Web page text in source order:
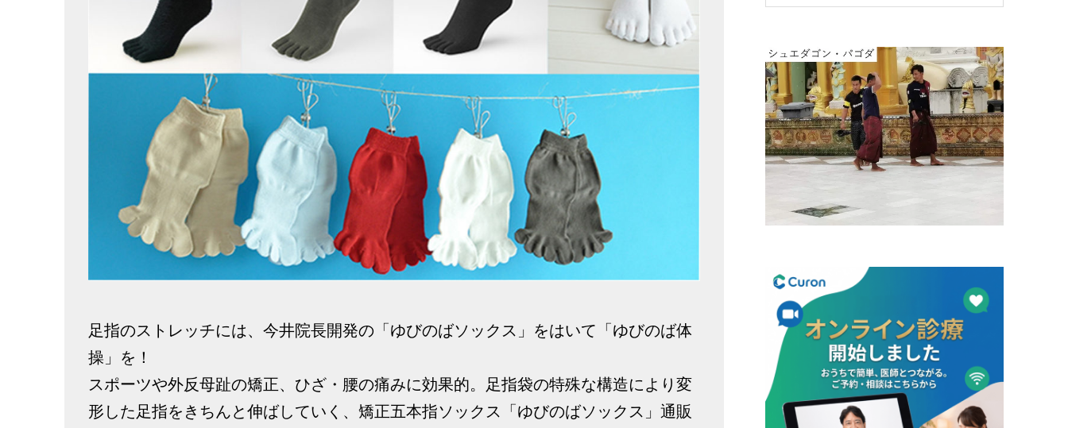
足指のストレッチには、今井院長開発の「ゆびのばソックス」をはいて「ゆびのば体
操」を！
スポーツや外反母趾の矯正、ひざ・腰の痛みに効果的。足指袋の特殊な構造により変
形した足指をきちんと伸ばしていく、矯正五本指ソックス「ゆびのばソックス」通販